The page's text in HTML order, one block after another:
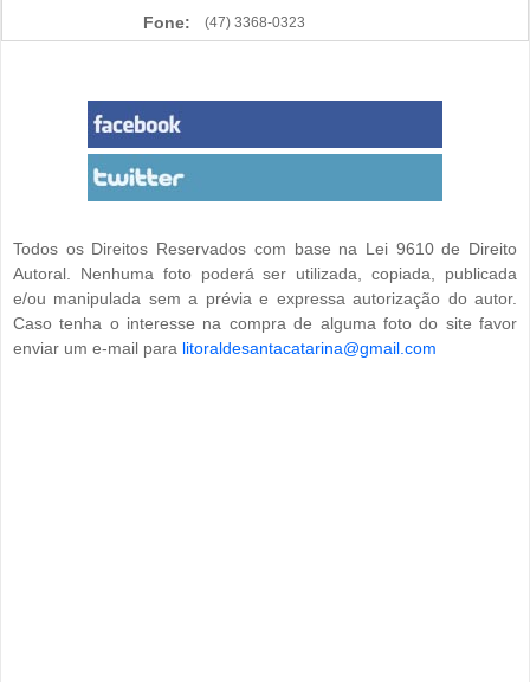
Fone: (47) 3368-0323
Todos os Direitos Reservados com base na Lei 9610 de Direito
Autoral. Nenhuma foto poderá ser utilizada, copiada, publicada
e/ou manipulada sem a prévia e expressa autorização do autor.
Caso tenha o interesse na compra de alguma foto do site favor
enviar um e-mail para litoraldesantacatarina@gmail.com